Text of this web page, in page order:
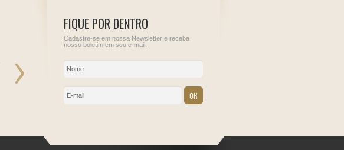
Informe de Rendimentos
do Juros Sobre o Capital
IRRF - Juros de
residente no País,
contratante de
Sem obrigações para
FIQUE POR DENTRO
Cadastre-se em nossa Newsletter e receba
nosso boletim em seu e-mail.